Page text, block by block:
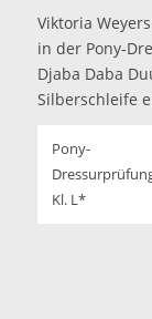
Viktoria
in der Pony-
Djaba Daba
Silberschleife
Pony-
Kl. L*